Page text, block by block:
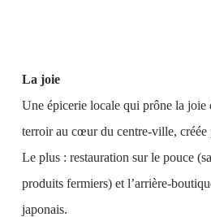
La joie
Une épicerie locale qui prône la joie
terroir au cœur du centre-ville, créée
Le plus : restauration sur le pouce
produits fermiers) et l’arrière-
japonais.